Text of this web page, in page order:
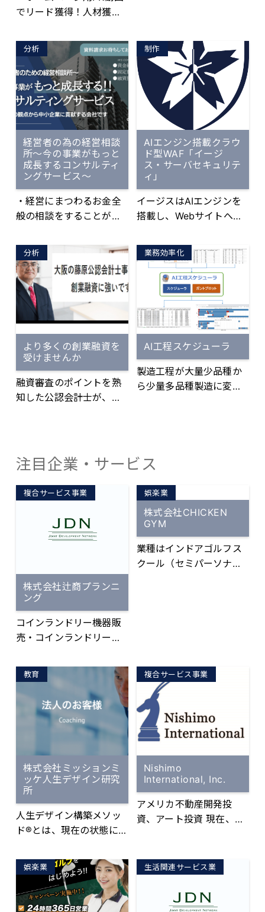
でリード獲得！人材獲
聴サービスとしてでなく
世界第2位の検索エンジン
としても利用されているY
ouTube。 またGoogleの
検索結果にも動画が表示
されるケースが増加して
来ています。 【会社名】
【サービス名】【業種と
地域】など貴社に関連す
るワードで動画を検索し
た際の対策はできていま
すか？ スマートフォンの
普及、5G等の通信インフ
視聴しやすくなった近
年、動画が活用できてい
ない事で機会損失に繋が
る可能性があります。 し
かし、 『YouTubeでPRし
たいけど動画制作のノウ
ハウも時間もない』 『ど
んな内容の動画がいいの
た方も多いのでは？ そん
なお声を解決できるの
PR動画を追加したらアク
セスが2倍に増えた ・ホ
ームページにサービス紹
介動画を追加した問い合
わせが1.5倍に増えた ・メ
インビジュアルを動画に
会社のウリや強みが解り
やすくまとまっているの
で顧客の評判がいい な
ど、サービスご利用中の
お客様から好評頂いてお
e、Google動画検索から
の導線強化によるホーム
ページへのアクセスUP効
果、 1分の動画の情報量
が画像や文字だけのWEB
ページ3,600枚分と同等
といった圧倒的な情報量
によるコンバージョン率
のUP効果、など様々なメ
リットが期待できます。
動画で貴社の魅力をわか
りやすく伝え、潜在顧客
るための施策を独自ノウ
ハウで行い、効果的なビ
ジネス展開をサポート致
します。 ［パッケージ概
✓費用が掛からない ✓紹
介しやすい 代理店様には
一切ご負担をかけませ
ん。 「在庫問題の解決に
役立つExcelや在庫管理シ
ステムがない」 と長年、
過剰在庫や不動在庫に悩
まされている企業様に
「成長する在庫管理シス
テム」をご紹介いただく
代理店ビジネスです。
分析
経営者の為の経営相談
所～今の事業がもっと
成長するコンサルティ
ングサービス～
・経営にまつわるお金全
般の相談をすることが出
針があっているか第三者
的立ち位置で客観的なア
ドバイスができます。 ・
経費の削減相談や補助金
や助成金の獲得相談がで
きます。 ・「いつ」「ど
んなときに」「どのくら
い」のお金が必要でどん
な方法で準備をするの
か、経営状況を見ながら
いつでも先々の準備がで
相手になることで、考え
の整理や、意見交換をす
ることが出来ます。 ・お
と“見える化”することが
出来ます。
制作
AIエンジン搭載クラウ
ド型WAF「イージ
ス・サーバセキュリテ
ィ」
イージスはAIエンジンを
搭載し、Webサイトへの
動でブロックします。 カ
ンタンな導入で運用不要
です。低コストでWebセ
キュリティ対策したい企
業様にピッタリです。
分析
より多くの創業融資を
受けませんか
融資審査のポイントを熟
知した公認会計士が、創
画を金融機関に提出すれ
ば金融機関の印象がいい
ものとなり、より積極的
に創業融資を受けられる
可能性が高くなります。
さらに、この事業計画の
自社の（自分の）強みは
どのようなもので逆にど
んなところが弱みなのか
をしっかり認識できま
す。そのため今後自社が
いけないか、をはっきり
自覚することができ今後
の事業展開にとても役に
立ちます。
業務効率化
AI工程スケジューラ
製造工程が大量少品種か
ら少量多品種製造に変化
作成するために多くの知
います。 人材確保や事業
継承が困難な中で、AI技
術を活用し自動で高い機
械稼働率の工程スケジュ
ールを作成することで、
この課題を解決するシス
注目企業・サービス
複合サービス事業
株式会社辻商プランニ
ング
コインランドリー機器販
売・コインランドリー店
娯楽業
株式会社CHICKEN
GYM
業種はインドアゴルフス
クール（セミパーソナル
ことに重点を置き、初心
者の方、技術はあるのに
コースだと実力が出せな
いという方などに「身に
付けた技術を発揮できる
コツ」を指導。 全店にゴ
ルフシミュレーター『GD
R』完備。手ぶらで通え、
直営・FC含め全店利用可
能。 ▼店舗数 現在、全国
31店舗展開。 2021年3月
舗を展開し、未だ撤退ゼ
ロ。 2022年8月、FC加
2023年10月までにFC加
教育
株式会社ミッションミ
ッケ人生デザイン研究
所
人生デザイン構築メソッ
ド®とは、現在の状態にか
納得し満足できる人生を
生きていくことができ
る、弊社代表の高衣紗彩
が独自に開発したオリジ
複合サービス事業
Nishimo
International, Inc.
アメリカ不動産開発投
資、アート投資 現在、日
企業様の資産管理を承っ
ております、いずれも、
相続や現在の資産防衛に
絡む内容が多いです。 現
娯楽業 生活関連サービス業